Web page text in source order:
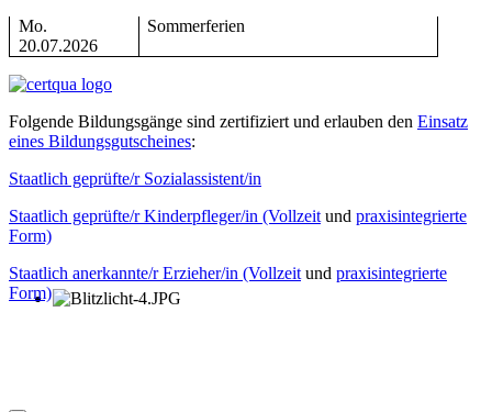
Mo.
20.07.2026
Sommerferien
Folgende Bildungsgänge sind zertifiziert und erlauben den Einsatz
eines Bildungsgutscheines:
Staatlich geprüfte/r Sozialassistent/in
Staatlich geprüfte/r Kinderpfleger/in (Vollzeit und praxisintegrierte
Form)
Staatlich anerkannte/r Erzieher/in (Vollzeit und praxisintegrierte
Form)